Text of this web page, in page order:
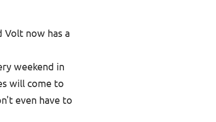
Volt now has a
weekend in
will come to
even have to